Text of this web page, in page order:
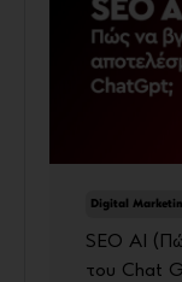
Digital
SEO AI
του Chat